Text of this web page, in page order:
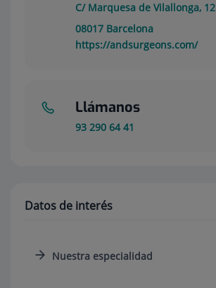
C/ Marquesa de Vilallonga, 12
08017 Barcelona
https://andsurgeons.com/
Llámanos
93 290 64 41
Datos de interés
Nuestra especialidad